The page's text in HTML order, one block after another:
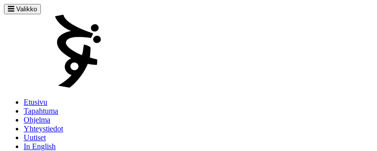
Valikko
Etusivu
Tapahtuma
Ohjelma
Yhteystiedot
Uutiset
In English